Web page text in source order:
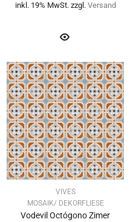
inkl. 19% MwSt. zzgl. Versand
VIVES
MOSAIK/ DEKORFLIESE
Vodevil Octógono Zimer